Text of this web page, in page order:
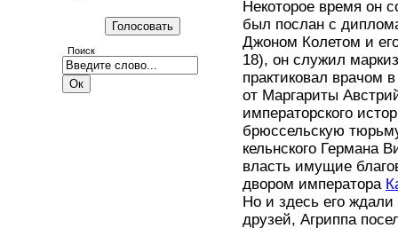
Поиск
Некоторое время он
был послан с
Джоном Колетом и
18), он служил
практиковал врачом
от Маргариты
императорского
брюссельскую
кельнского Германа
власть имущие
двором императора
Но и здесь его
друзей, Агриппа